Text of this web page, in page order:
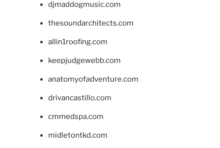
djmaddogmusic.com
thesoundarchitects.com
allin1roofing.com
keepjudgewebb.com
anatomyofadventure.com
drivancastillo.com
cmmedspa.com
midletontkd.com